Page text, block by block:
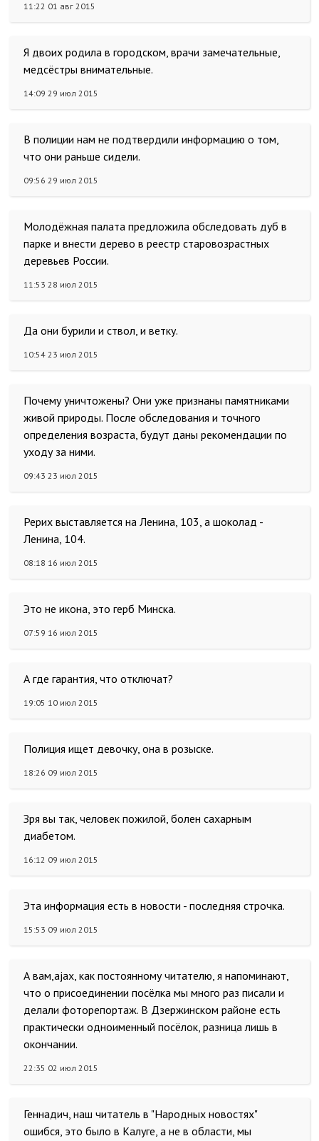
11:22 01 авг 2015
Я двоих родила в городском, врачи замечательные,
медсёстры внимательные.
14:09 29 июл 2015
В полиции нам не подтвердили информацию о том,
что они раньше сидели.
09:56 29 июл 2015
Молодёжная палата предложила обследовать дуб в
парке и внести дерево в реестр старовозрастных
деревьев России.
11:53 28 июл 2015
Да они бурили и ствол, и ветку.
10:54 23 июл 2015
Почему уничтожены? Они уже признаны памятниками
живой природы. После обследования и точного
определения возраста, будут даны рекомендации по
уходу за ними.
09:43 23 июл 2015
Рерих выставляется на Ленина, 103, а шоколад -
Ленина, 104.
08:18 16 июл 2015
Это не икона, это герб Минска.
07:59 16 июл 2015
А где гарантия, что отключат?
19:05 10 июл 2015
Полиция ищет девочку, она в розыске.
18:26 09 июл 2015
Зря вы так, человек пожилой, болен сахарным
диабетом.
16:12 09 июл 2015
Эта информация есть в новости - последняя строчка.
15:53 09 июл 2015
А вам,ajax, как постоянному читателю, я напоминают,
что о присоединении посёлка мы много раз писали и
делали фоторепортаж. В Дзержинском районе есть
практически одноименный посёлок, разница лишь в
окончании.
22:35 02 июл 2015
Геннадич, наш читатель в "Народных новостях"
ошибся, это было в Калуге, а не в области, мы